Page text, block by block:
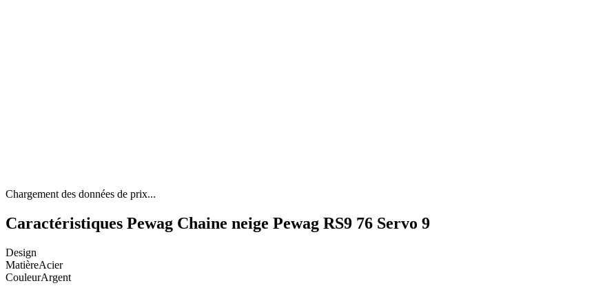
Chargement des données de prix...
Caractéristiques Pewag Chaine neige Pewag RS9 76 Servo 9
Design
MatièreAcier
CouleurArgent